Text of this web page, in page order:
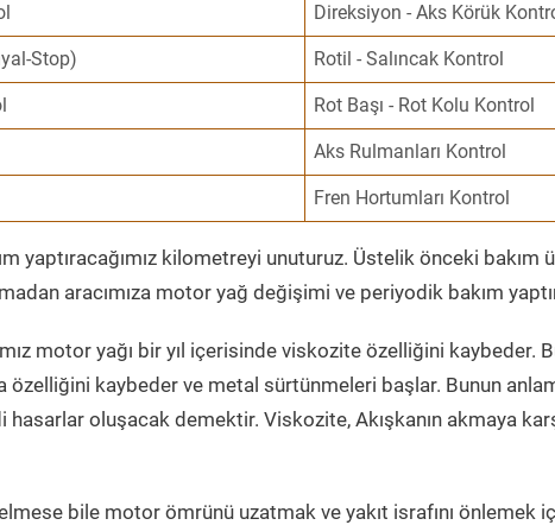
Direksiyon - Aks Körük
Stop) Rotil - Salıncak Kontrol
Rot Başı - Rot Kolu Kontrol
Aks Rulmanları Kontrol
Fren Hortumları Kontrol
yaptıracağımız kilometreyi unuturuz. Üstelik önceki bakım
aracımıza motor yağ değişimi ve periyodik bakım
motor yağı bir yıl içerisinde viskozite özelliğini kaybeder.
kaybeder ve metal sürtünmeleri başlar. Bunun
oluşacak demektir. Viskozite, Akışkanın akmaya
bile motor ömrünü uzatmak ve yakıt israfını önlemek